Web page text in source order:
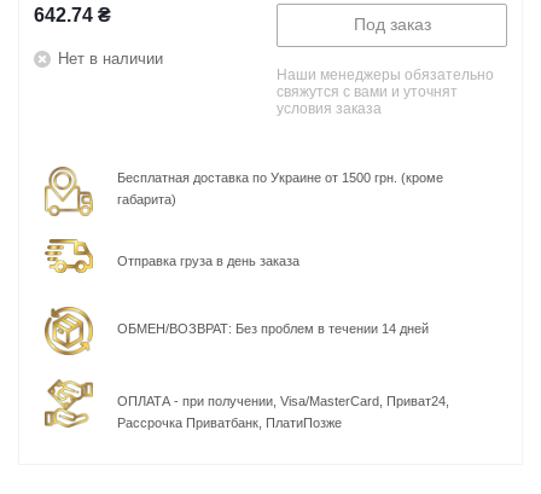
642.74 ₴
Нет в наличии
Под заказ
Наши менеджеры обязательно
свяжутся с вами и уточнят
условия заказа
Бесплатная доставка по Украине от 1500 грн. (кроме
габарита)
Отправка груза в день заказа
ОБМЕН/ВОЗВРАТ: Без проблем в течении 14 дней
ОПЛАТА - при получении, Visa/MasterCard, Приват24,
Рассрочка Приватбанк, ПлатиПозже